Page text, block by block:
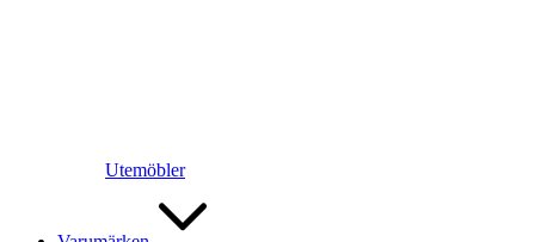
Utemöbler